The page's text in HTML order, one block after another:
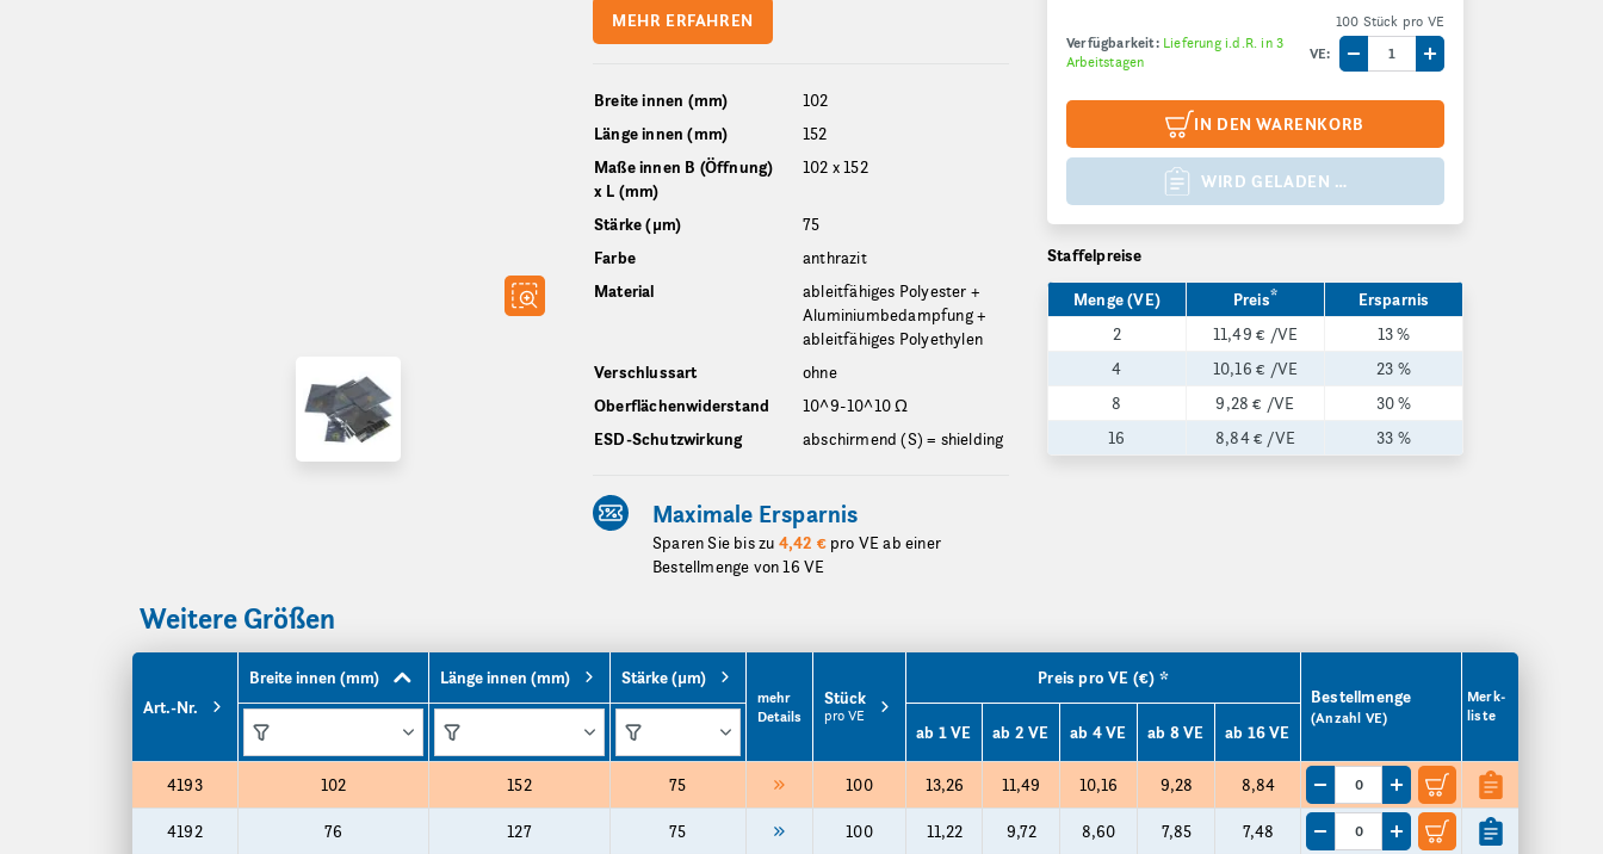
MEHR ERFAHREN
Breite innen (mm)
102
Länge innen (mm)
152
Maße innen B (Öffnung)
x L (mm)
102 x 152
Stärke (µm)
75
Farbe
anthrazit
Material
ableitfähiges Polyester +
Aluminiumbedampfung +
ableitfähiges Polyethylen
Verschlussart
ohne
Oberflächenwiderstand
10^9-10^10 Ω
ESD-Schutzwirkung
abschirmend (S) = shielding
Maximale Ersparnis
Sparen Sie bis zu 4,42 €pro VE ab einer
Bestellmenge von 16 VE
Verfügbarkeit: Lieferung i.d.R. in 3
Arbeitstagen
100 Stück pro VE
VE:
Menge um eine VE reduzieren
Menge um eine VE
IN DEN WARENKORB
WIRD GELADEN …
Staffelpreise
Menge (VE) Preis*
Ersparnis
2
11,49 € /VE
13 %
4
10,16 € /VE
23 %
8
9,28 € /VE
30 %
16
8,84 € /VE 33 %
Weitere Größen
Funktionen
Produktgrößen
Art.-Nr.
Breite innen (mm) Länge innen (mm) Stärke (µm)
mehr
Details
Stück
pro VE
Preis pro VE (€) *
Bestellmenge
(Anzahl VE)
Merk­
liste
ab 1 VE ab 2 VE ab 4 VE ab 8 VE ab 16 VE
4193 102 152 75 100 13,26 11,49 10,16 9,28 8,84 Menge um eine VE reduzieren
Menge um eine VE erhöhen
4192
76 127 75 100 11,22 9,72 8,60 7,85 7,48 Menge um eine VE reduzieren
Menge um eine VE erhöhen